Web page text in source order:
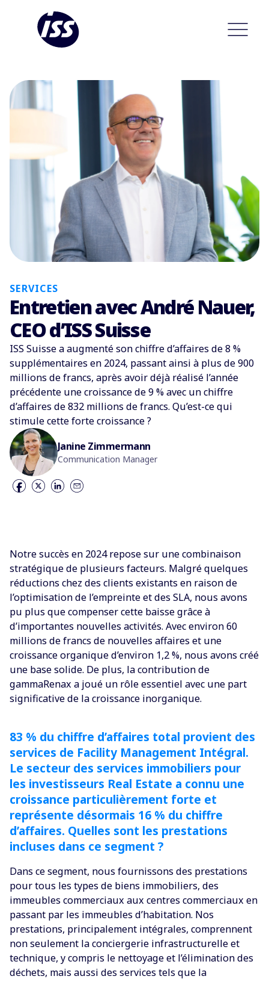
SERVICES
Entretien avec André Nauer,
CEO d’ISS Suisse
ISS Suisse a augmenté son chiffre d’affaires de 8 %
supplémentaires en 2024, passant ainsi à plus de 900
millions de francs, après avoir déjà réalisé l’année
précédente une croissance de 9 % avec un chiffre
d’affaires de 832 millions de francs. Qu’est-ce qui
stimule cette forte croissance ?
Janine Zimmermann
Communication Manager
Notre succès en 2024 repose sur une combinaison
stratégique de plusieurs facteurs. Malgré quelques
réductions chez des clients existants en raison de
l’optimisation de l’empreinte et des SLA, nous avons
pu plus que compenser cette baisse grâce à
d’importantes nouvelles activités. Avec environ 60
millions de francs de nouvelles affaires et une
croissance organique d’environ 1,2 %, nous avons créé
une base solide. De plus, la contribution de
gammaRenax a joué un rôle essentiel avec une part
significative de la croissance inorganique.
83 % du chiffre d’affaires total provient des
services de Facility Management Intégral.
Le secteur des services immobiliers pour
les investisseurs Real Estate a connu une
croissance particulièrement forte et
représente désormais 16 % du chiffre
d’affaires. Quelles sont les prestations
incluses dans ce segment ?
Dans ce segment, nous fournissons des prestations
pour tous les types de biens immobiliers, des
immeubles commerciaux aux centres commerciaux en
passant par les immeubles d’habitation. Nos
prestations, principalement intégrales, comprennent
non seulement la conciergerie infrastructurelle et
technique, y compris le nettoyage et l’élimination des
déchets, mais aussi des services tels que la